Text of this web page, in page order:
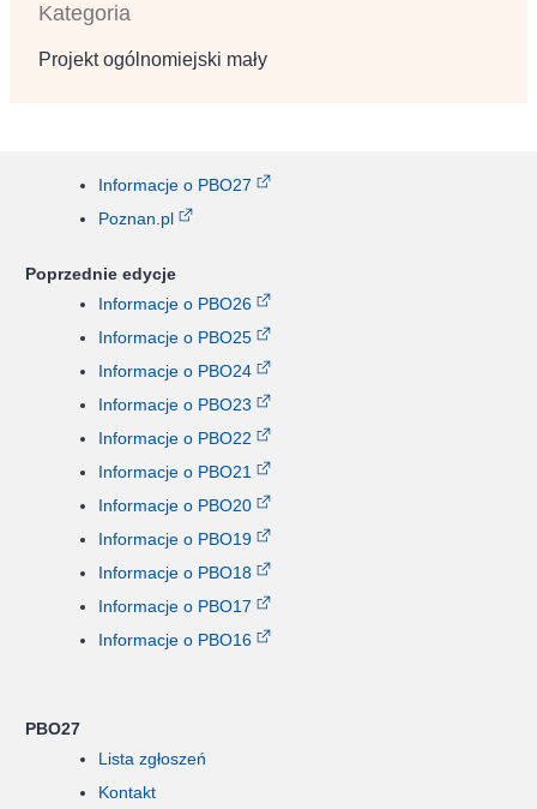
Kategoria
Projekt ogólnomiejski mały
Informacje o PBO27
Poznan.pl
Poprzednie edycje
Informacje o PBO26
Informacje o PBO25
Informacje o PBO24
Informacje o PBO23
Informacje o PBO22
Informacje o PBO21
Informacje o PBO20
Informacje o PBO19
Informacje o PBO18
Informacje o PBO17
Informacje o PBO16
PBO27
Lista zgłoszeń
Kontakt